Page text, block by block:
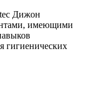
Дижон
имеющими
гигиенических